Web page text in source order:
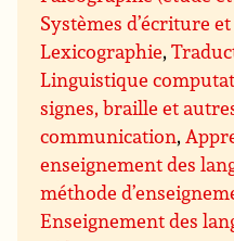
Systèmes d’écriture
Lexicographie,
Linguistique
signes, braille et
communication,
enseignement des
méthode
Enseignement des